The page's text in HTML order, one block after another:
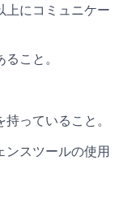
上にコミュニケー
こと。
っていること。
ンスツールの使用